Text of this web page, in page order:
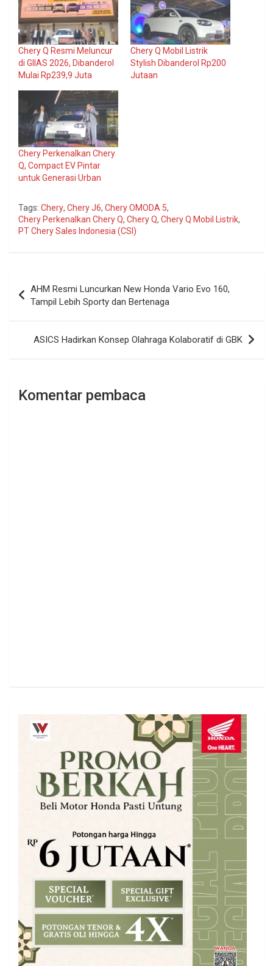
Chery Q Resmi Meluncur
di GIIAS 2026, Dibanderol
Mulai Rp239,9 Juta
Chery Q Mobil Listrik
Stylish Dibanderol Rp200
Jutaan
Chery Perkenalkan Chery
Q, Compact EV Pintar
untuk Generasi Urban
Tags: Chery, Chery J6, Chery OMODA 5,
Chery Perkenalkan Chery Q, Chery Q, Chery Q Mobil Listrik,
PT Chery Sales Indonesia (CSI)
pos
AHM Resmi Luncurkan New Honda Vario Evo 160,
Tampil Lebih Sporty dan Bertenaga
ASICS Hadirkan Konsep Olahraga Kolaboratif di GBK
Komentar pembaca